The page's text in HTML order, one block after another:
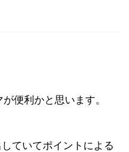
便利かと思います。
ていてポイントによる